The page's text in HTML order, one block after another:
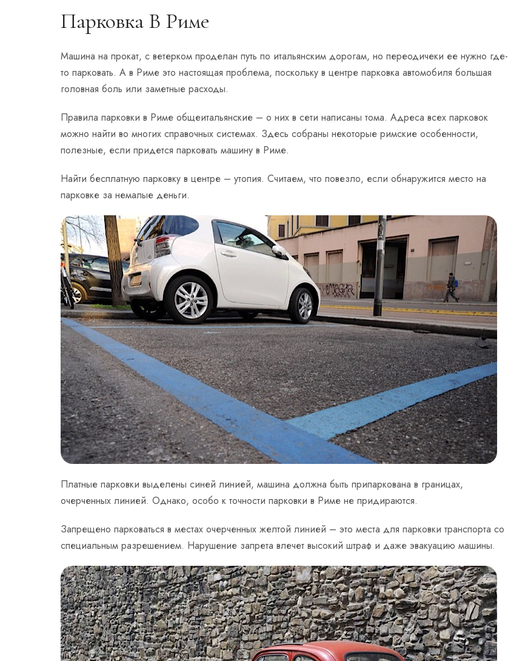
Парковка В Риме
Машина на прокат, с ветерком проделан путь по итальянским дорогам, но переодичеки ее нужно где-
то парковать. А в Риме это настоящая проблема, поскольку в центре парковка автомобиля большая
головная боль или заметные расходы.
Правила парковки в Риме общеитальянские – о них в сети написаны тома. Адреса всех парковок
можно найти во многих справочных системах. Здесь собраны некоторые римские особенности,
полезные, если придется парковать машину в Риме.
Найти бесплатную парковку в центре – утопия. Считаем, что повезло, если обнаружится место на
парковке за немалые деньги.
Платные парковки выделены синей линией, машина должна быть припаркована в границах,
очерченных линией. Однако, особо к точности парковки в Риме не придираются.
Запрещено парковаться в местах очерченных желтой линией – это места для парковки транспорта со
специальным разрешением. Нарушение запрета влечет высокий штраф и даже эвакуацию машины.